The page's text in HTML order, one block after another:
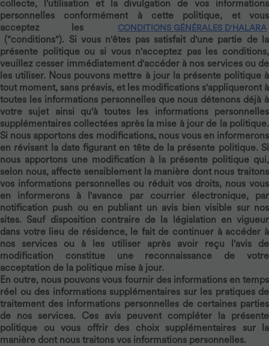
collecte, l'utilisation et la divulgation de vos informations
personnelles conformément à cette politique, et vous
acceptez les
CONDITIONS GÉNÉRALES D'HALARA
("conditions"). Si vous n'êtes pas satisfait d'une partie de la
présente politique ou si vous n'acceptez pas les conditions,
veuillez cesser immédiatement d'accéder à nos services ou de
les utiliser. Nous pouvons mettre à jour la présente politique à
tout moment, sans préavis, et les modifications s'appliqueront à
toutes les informations personnelles que nous détenons déjà à
votre sujet ainsi qu'à toutes les informations personnelles
supplémentaires collectées après la mise à jour de la politique.
Si nous apportons des modifications, nous vous en informerons
en révisant la date figurant en tête de la présente politique. Si
nous apportons une modification à la présente politique qui,
selon nous, affecte sensiblement la manière dont nous traitons
vos informations personnelles ou réduit vos droits, nous vous
en informerons à l'avance par courrier électronique, par
notification push ou en publiant un avis bien visible sur nos
sites. Sauf disposition contraire de la législation en vigueur
dans votre lieu de résidence, le fait de continuer à accéder à
nos services ou à les utiliser après avoir reçu l'avis de
modification constitue une reconnaissance de votre
acceptation de la politique mise à jour.
En outre, nous pouvons vous fournir des informations en temps
réel ou des informations supplémentaires sur les pratiques de
traitement des informations personnelles de certaines parties
de nos services. Ces avis peuvent compléter la présente
politique ou vous offrir des choix supplémentaires sur la
manière dont nous traitons vos informations personnelles.